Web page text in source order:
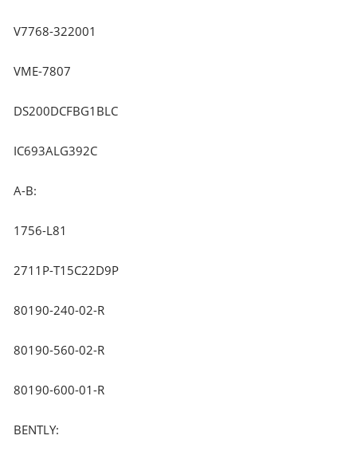
V7768-322001
VME-7807
DS200DCFBG1BLC
IC693ALG392C
A-B:
1756-L81
2711P-T15C22D9P
80190-240-02-R
80190-560-02-R
80190-600-01-R
BENTLY: